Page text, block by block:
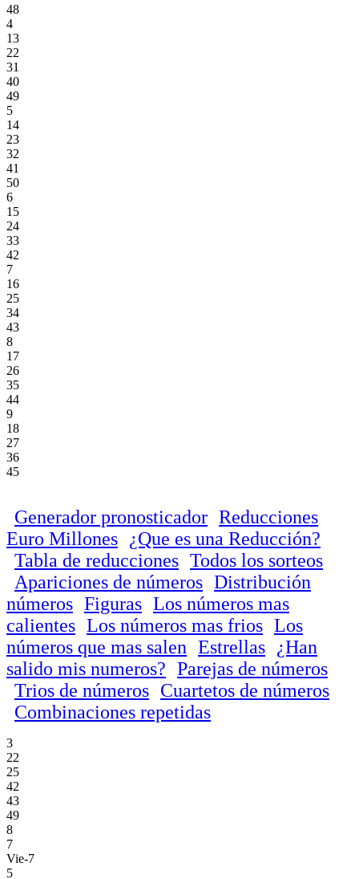
48
4
13
22
31
40
49
5
14
23
32
41
50
6
15
24
33
42
7
16
25
34
43
8
17
26
35
44
9
18
27
36
45
Generador pronosticador Reducciones
Euro Millones
¿Que es una Reducción?
Tabla de reducciones Todos los sorteos
Apariciones de números Distribución
números Figuras Los números mas
calientes Los números mas frios Los
números que mas salen Estrellas
¿Han
salido mis numeros? Parejas de números
Trios de números Cuartetos de números
Combinaciones repetidas
3
22
25
42
43
49
8
7
Vie-7
5